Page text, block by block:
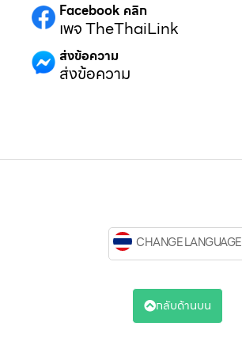
Facebook คลิก
เพจ TheThaiLink
ส่งข้อความ
ส่งข้อความ
CHANGE LANGUAGE
กลับด้านบน